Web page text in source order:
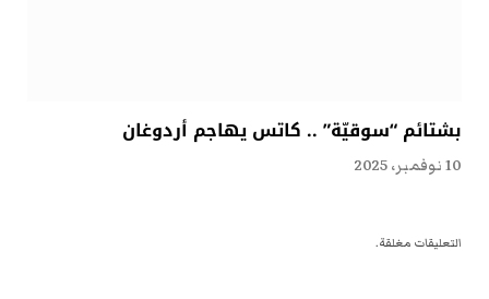
بشتائم “سوقيّة” .. كاتس يهاجم أردوغان
10 نوفمبر، 2025
التعليقات مغلقة.